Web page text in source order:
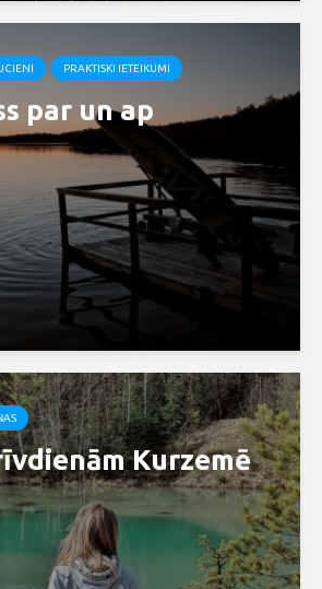
PRAKTISKI IETEIKUMI
par un ap
Kurzemē